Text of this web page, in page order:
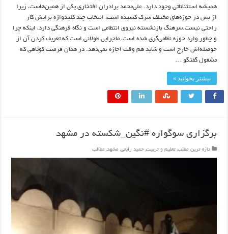
همیشه استثنائاتی وجود دارد. علی‌محمد برادران افتخاری یکی از همین‌هاست، زیرا
از بس در حوزه‌های مختلف سرک کشیده است، انتخاب چند کلیدواژه برایش کار
راحتی نیست.سرهنگ بازنشسته نیروی انتظامی است و نگاه فرهنگی دارد، اینکه چرا
و چطور وارد حوزه نظامی‌گری شده است، ماجرایی طولانی است که تعریف کردن آن از
حوصله‌اش خارج است و شاید هم وقت اجازه نمی‌دهد. در همان فرصت کوتاهی که
مشغول گفتگو …
بیشتر بخوانید »
برگزاری سوگواره #نگین_شکسته در مشهد
تازه ترین مطلب, تعلیم و تربیت, حمید رابعی, مشهد, مطالب